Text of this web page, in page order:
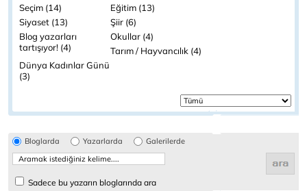
Seçim (14)
Eğitim (13)
Siyaset (13)
Şiir (6)
Blog yazarları
tartışıyor! (4)
Okullar (4)
Tarım / Hayvancılık (4)
Dünya Kadınlar Günü
(3)
Bloglarda Yazarlarda Galerilerde
Sadece bu yazarın bloglarında ara